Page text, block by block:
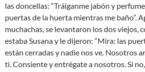
las doncellas: “Tráiganme jabón y
puertas de la huerta mientras me baño”.
muchachas, se levantaron los dos viejos,
estaba Susana y le dijeron: “Mira: las
están cerradas y nadie nos ve. Nosotros
ti. Consiente y entrégate a nosotros. Si